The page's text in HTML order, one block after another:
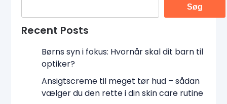
Søg
Recent Posts
Børns syn i fokus: Hvornår skal dit barn til
optiker?
Ansigtscreme til meget tør hud – sådan
vælger du den rette i din skin care rutine